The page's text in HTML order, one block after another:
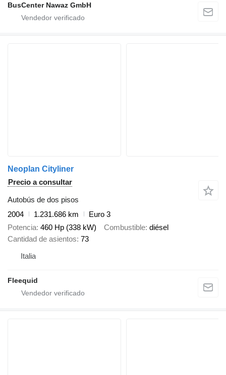
BusCenter Nawaz GmbH
Neoplan Cityliner
Precio a consultar
Autobús de dos pisos
2004
1.231.686 km
Euro 3
Potencia 460 Hp (338 kW) Combustible diésel
Cantidad de asientos 73
Italia
Fleequid